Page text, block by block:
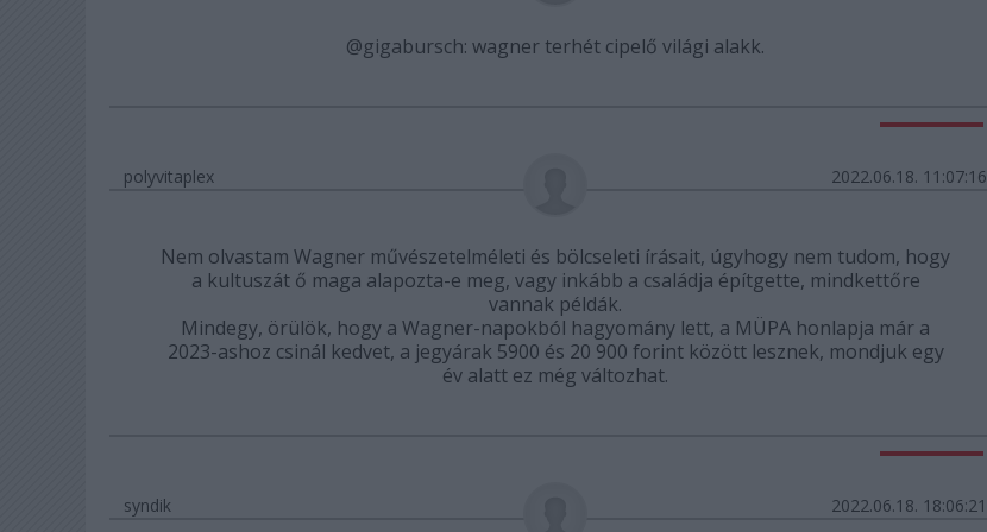
@gigabursch: wagner terhét cipelő világi alakk.
polyvitaplex 2022.06.18. 11:07:16
Nem olvastam Wagner művészetelméleti és bölcseleti írásait, úgyhogy nem tudom, hogy
a kultuszát ő maga alapozta-e meg, vagy inkább a családja építgette, mindkettőre
vannak példák.
Mindegy, örülök, hogy a Wagner-napokból hagyomány lett, a MÜPA honlapja már a
2023-ashoz csinál kedvet, a jegyárak 5900 és 20 900 forint között lesznek, mondjuk egy
év alatt ez még változhat.
syndik 2022.06.18. 18:06:21